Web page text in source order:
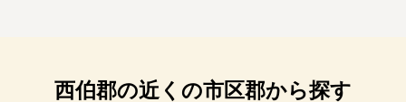
西伯郡の近くの市区郡から探す